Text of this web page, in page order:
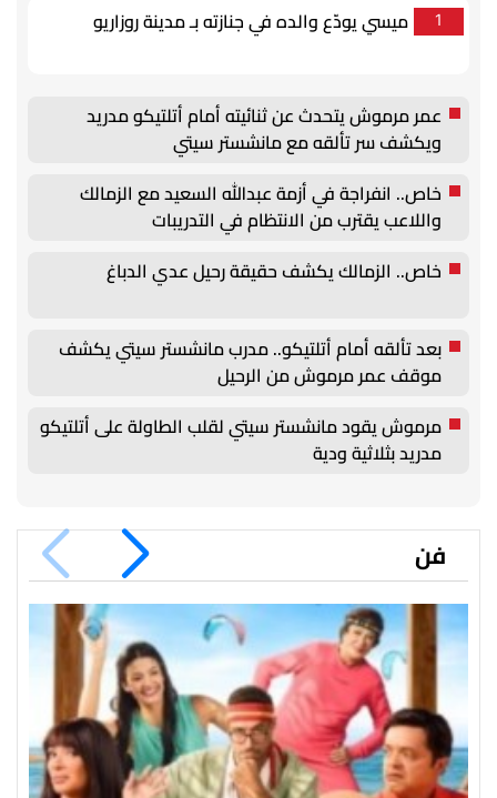
1 ميسي يودّع والده في جنازته بـ مدينة روزاريو
عمر مرموش يتحدث عن ثنائيته أمام أتلتيكو مدريد
ويكشف سر تألقه مع مانشستر سيتي
خاص.. انفراجة في أزمة عبدالله السعيد مع الزمالك
واللاعب يقترب من الانتظام في التدريبات
خاص.. الزمالك يكشف حقيقة رحيل عدي الدباغ
بعد تألقه أمام أتلتيكو.. مدرب مانشستر سيتي يكشف
موقف عمر مرموش من الرحيل
مرموش يقود مانشستر سيتي لقلب الطاولة على أتلتيكو
مدريد بثلاثية ودية
فن